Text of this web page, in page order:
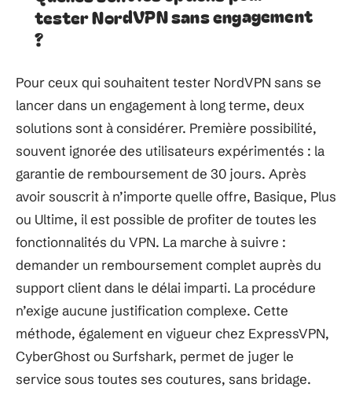
tester NordVPN sans engagement
?
Pour ceux qui souhaitent tester NordVPN sans se
lancer dans un engagement à long terme, deux
solutions sont à considérer. Première possibilité,
souvent ignorée des utilisateurs expérimentés : la
garantie de remboursement de 30 jours. Après
avoir souscrit à n’importe quelle offre, Basique, Plus
ou Ultime, il est possible de profiter de toutes les
fonctionnalités du VPN. La marche à suivre :
demander un remboursement complet auprès du
support client dans le délai imparti. La procédure
n’exige aucune justification complexe. Cette
méthode, également en vigueur chez ExpressVPN,
CyberGhost ou Surfshark, permet de juger le
service sous toutes ses coutures, sans bridage.